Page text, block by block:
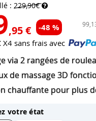
: 229,90€
,95 € -48 %
X4 sans frais avec
via 2 rangées de
de massage 3D
chauffante pour plus
votre état